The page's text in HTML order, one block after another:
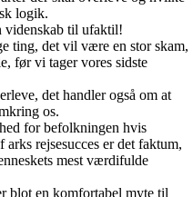
logik.
videnskab til ufaktil!
ting, det vil være en stor skam,
før vi tager vores sidste
det handler også om at
os.
for befolkningen hvis
rejsesucces er det faktum,
mest værdifulde
blot en komfortabel myte til